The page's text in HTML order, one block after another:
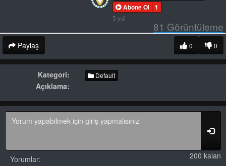
Abone Ol 1
5 yıl
81 Görüntüleme
Paylaş 0
0
Kategori: Default
Açıklama:
200 kalan
Yorumlar: